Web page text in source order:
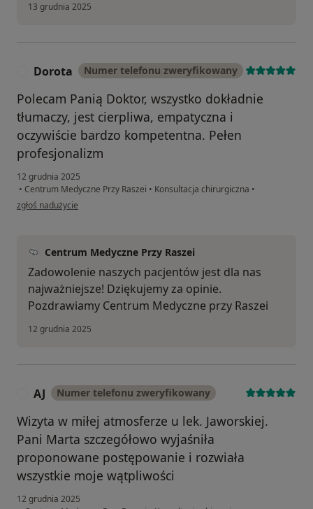
13 grudnia 2025
Dorota Numer telefonu zweryfikowany
Polecam Panią Doktor, wszystko dokładnie
tłumaczy, jest cierpliwa, empatyczna i
oczywiście bardzo kompetentna. Pełen
profesjonalizm
12 grudnia 2025
• Centrum Medyczne Przy Raszei • Konsultacja chirurgiczna •
w opinii użytkownika Dorota
zgłoś nadużycie
Centrum Medyczne Przy Raszei
Zadowolenie naszych pacjentów jest dla nas
najważniejsze! Dziękujemy za opinie.
Pozdrawiamy Centrum Medyczne przy Raszei
12 grudnia 2025
AJ Numer telefonu zweryfikowany
Wizyta w miłej atmosferze u lek. Jaworskiej.
Pani Marta szczegółowo wyjaśniła
proponowane postępowanie i rozwiała
wszystkie moje wątpliwości
12 grudnia 2025